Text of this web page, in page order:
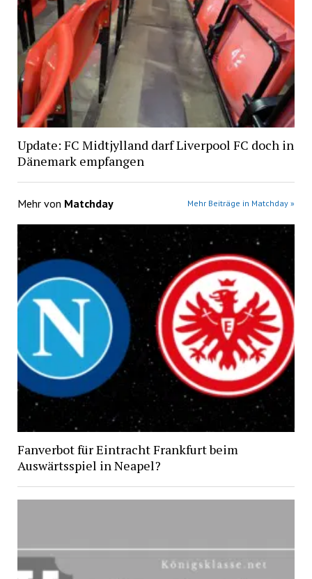
Update: FC Midtjylland darf Liverpool FC doch in
Dänemark empfangen
Mehr von Matchday Mehr Beiträge in Matchday »
Fanverbot für Eintracht Frankfurt beim
Auswärtsspiel in Neapel?